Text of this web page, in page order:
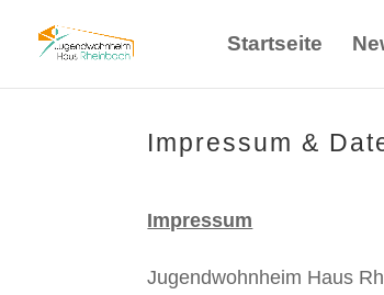
Startseite
Impressum &
Impressum
Jugendwohnheim Haus